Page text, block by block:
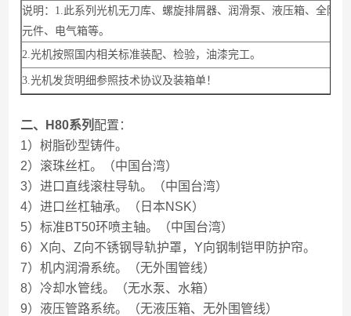
说明：1.此系列光机无刀库、螺旋排屑器、润滑泵、液压箱、全防
元件、电气箱等。
2.光机按照国内相关标准装配、检验，油漆完工。
3.光机发货明细参照技术协议及装箱单！
二、H80系列 配置：
1）树脂砂型铸件。
2）滚珠丝杠。（中国台湾）
3）进口直线滚柱导轨。（中国台湾）
4）进口丝杠轴承。（日本NSK）
5）标准BT50环喷主轴。（中国台湾）
6）X向、Z向不锈钢导轨护罩，Y向钢制铠甲防护帘。
7）机内润滑系统。（无外围管线）
8）冷却水管线。（无水泵、水箱）
9）液压管路系统。（无液压箱、无外围管线）